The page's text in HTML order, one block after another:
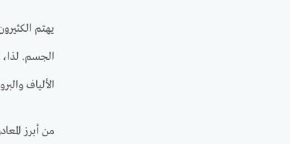
يهتم
الجسم. لذا،
الألياف
من أبرز